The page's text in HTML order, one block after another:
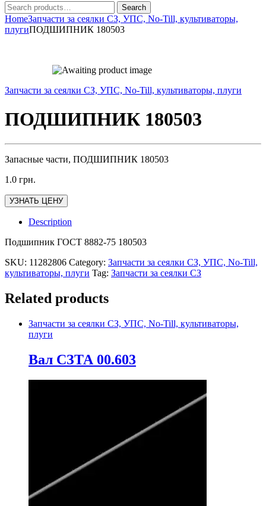
Search
for:
Search
HomeЗапчасти за сеялки СЗ, УПС, No-Till, культиваторы,
плугиПОДШИПНИК 180503
Запчасти за сеялки СЗ, УПС, No-Till, культиваторы, плуги
ПОДШИПНИК 180503
Запасные части, ПОДШИПНИК 180503
1.0 грн.
УЗНАТЬ ЦЕНУ
Description
Подшипник ГОСТ 8882-75 180503
SKU: 11282806 Category: Запчасти за сеялки СЗ, УПС, No-Till,
культиваторы, плуги Tag: Запчасти за сеялки СЗ
Related products
Запчасти за сеялки СЗ, УПС, No-Till, культиваторы,
плуги
Вал СЗТА 00.603